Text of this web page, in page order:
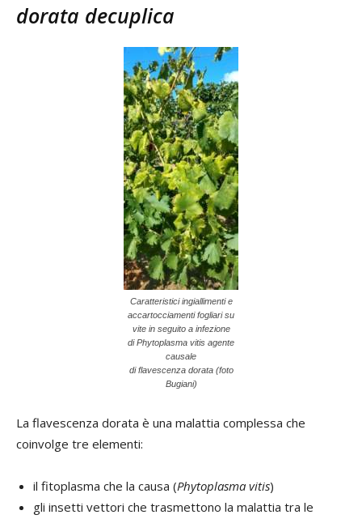
dorata decuplica
Caratteristici ingiallimenti e
accartocciamenti fogliari su
vite in seguito a infezione
di Phytoplasma vitis agente
causale
di flavescenza dorata (foto
Bugiani)
La flavescenza dorata è una malattia complessa che
coinvolge tre elementi:
il fitoplasma che la causa (Phytoplasma vitis)
gli insetti vettori che trasmettono la malattia tra le